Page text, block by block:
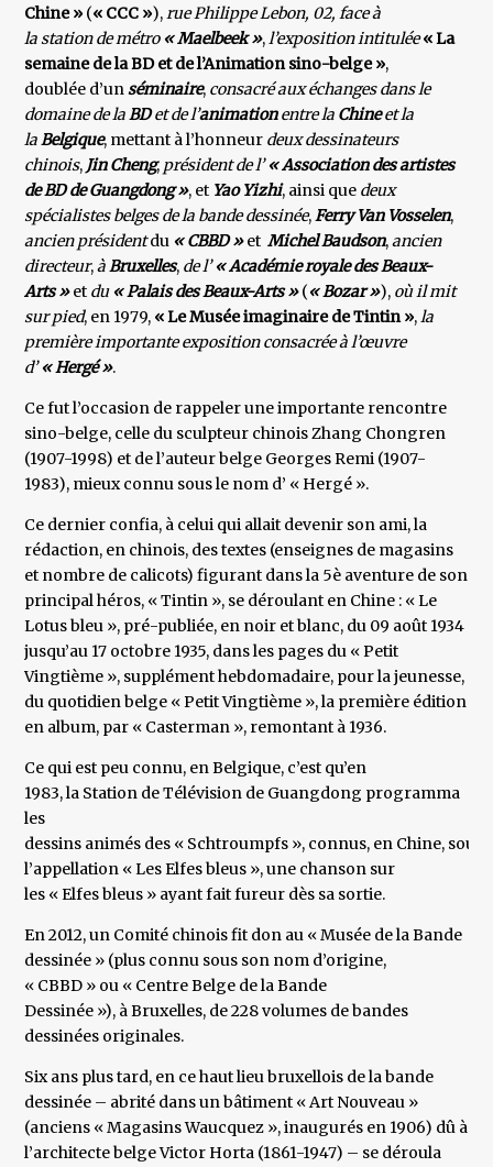
Chine » (« CCC »),rue Philippe Lebon, 02, face à
la station de métro« Maelbeek »,l’exposition intitulée« La
semaine de la BD et de l’Animation sino-belge »,
doublée d’unséminaire, consacré aux échanges dans le
domaine de laBDet de l’animationentre la Chineet la
laBelgique, mettant à l’honneur deux dessinateurs
chinois, Jin Cheng, président de l’« Association des artistes
de BD de Guangdong », et Yao Yizhi, ainsi que deux
spécialistes belges de la bande dessinée,Ferry Van Vosselen,
ancien présidentdu « CBBD »etMichel Baudson,ancien
directeur,àBruxelles, de l’« Académieroyale des Beaux-
Arts »et du « Palais des Beaux-Arts »(« Bozar »), où il mit
sur pied, en 1979, « Le Muséeimaginaire de Tintin »,la
première importante exposition consacrée à l’œuvre
d’« Hergé ».
Ce fut l’occasion de rappeler une importante rencontre
sino-belge, celle du sculpteur chinois Zhang Chongren
(1907-1998) et de l’auteur belge Georges Remi (1907-
1983), mieux connu sous le nom d’ « Hergé ».
Ce dernier confia, à celui qui allait devenir son ami, la
rédaction, en chinois, des textes (enseignes de magasins
et nombre de calicots) figurant dans la 5è aventure de son
principal héros, « Tintin », se déroulant en Chine : « Le
Lotus bleu », pré-publiée, en noir et blanc, du 09 août 1934
jusqu’au 17 octobre 1935, dans les pages du « Petit
Vingtième », supplément hebdomadaire, pour la jeunesse,
du quotidien belge « Petit Vingtième », la première édition
en album, par « Casterman », remontant à 1936.
Ce qui est peu connu, en Belgique, c’est qu’en
1983, la Station de Télévision de Guangdong programma
les
dessins animés des « Schtroumpfs », connus, en Chine, sous
l’appellation « Les Elfes bleus », une chanson sur
les « Elfes bleus » ayant fait fureur dès sa sortie.
En 2012, un Comité chinois fit don au « Musée de la Bande
dessinée » (plus connu sous son nom d’origine,
« CBBD » ou « Centre Belge de la Bande
Dessinée »), à Bruxelles, de 228 volumes de bandes
dessinées originales.
Six ans plus tard, en ce haut lieu bruxellois de la bande
dessinée – abrité dans un bâtiment « Art Nouveau »
(anciens « Magasins Waucquez », inaugurés en 1906) dû à
l’architecte belge Victor Horta (1861-1947) – se déroula